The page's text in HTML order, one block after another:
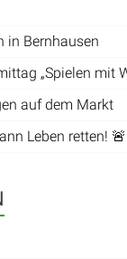
in Bernhausen
„Spielen mit
auf dem Markt
Leben retten! 🚨